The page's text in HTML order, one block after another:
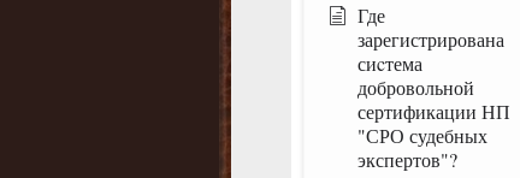
Где
зарегистрирована
сиcтема
добровольной
сертификации НП
"СРО судебных
экспертов"?